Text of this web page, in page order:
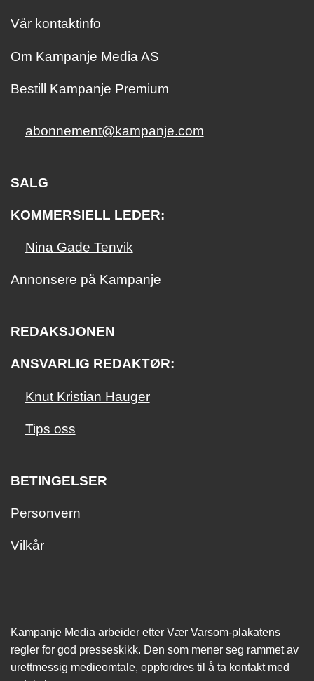
Vår kontaktinfo
Om Kampanje Media AS
Bestill Kampanje Premium
abonnement@kampanje.com
SALG
KOMMERSIELL LEDER:
Nina Gade Tenvik
Annonsere på Kampanje
REDAKSJONEN
ANSVARLIG REDAKTØR:
Knut Kristian Hauger
Tips oss
BETINGELSER
Personvern
Vilkår
Kampanje Media arbeider etter Vær Varsom-plakatens
regler for god presseskikk. Den som mener seg rammet av
urettmessig medie­omtale, oppfordres til å ta kontakt med